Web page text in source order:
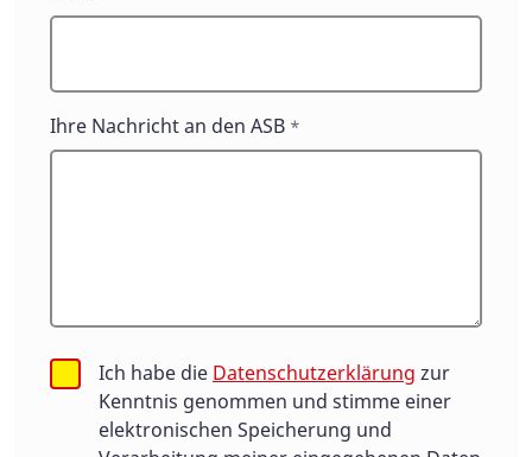
Ihre Nachricht an den ASB *
Ich habe die Datenschutzerklärung zur
Kenntnis genommen und stimme einer
elektronischen Speicherung und